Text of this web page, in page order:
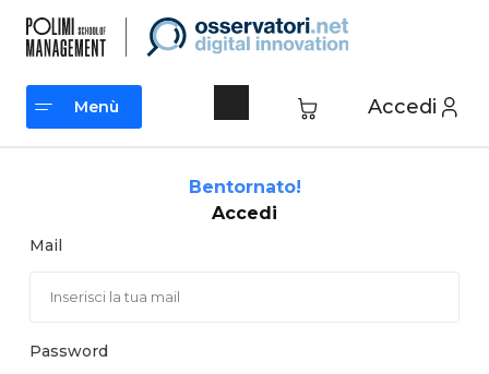
contenuto
Accedi
Menù
Bentornato!
Accedi
Mail
Password